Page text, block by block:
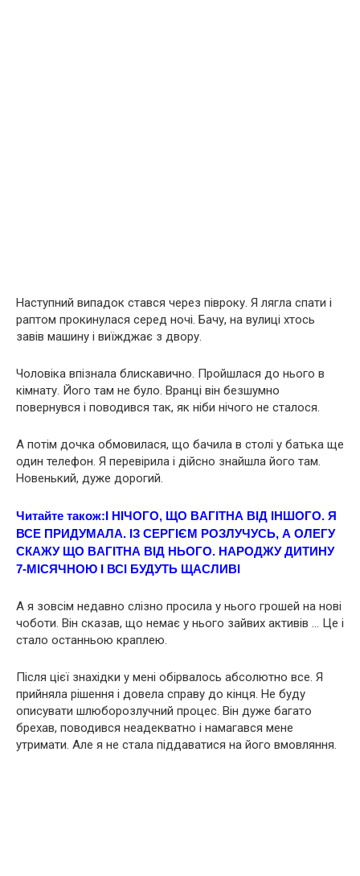
Наступний випадок стався через півроку. Я лягла спати і
раптом прокинулася серед ночі. Бачу, на вулиці хтось
завів машину і виїжджає з двору.
Чоловіка впізнала блискавично. Пройшлася до нього в
кімнату. Його там не було. Вранці він безшумно
повернувся і поводився так, як ніби нічого не сталося.
А потім дочка обмовилася, що бачила в столі у батька ще
один телефон. Я перевірила і дійсно знайшла його там.
Новенький, дуже дорогий.
Читайте також:І НІЧОГО, ЩО ВAГIТНА ВІД ІНШОГО. Я
ВСЕ ПРИДУМАЛА. ІЗ СЕРГІЄМ РОЗЛУЧУСЬ, А ОЛЕГУ
СКАЖУ ЩО ВAГIТНА ВІД НЬОГО. НАPOДЖУ ДИТИНУ
7-МІСЯЧНОЮ І ВСІ БУДУТЬ ЩАСЛИВІ
А я зовсім недавно слізно просила у нього грошей на нові
чоботи. Він сказав, що немає у нього зайвих активів … Це і
стало останньою краплею.
Після цієї знахідки у мені обірвалось абсолютно все. Я
прийняла рішення і довела справу до кінця. Не буду
описувати шлюборозлучний процес. Він дуже багато
брехав, поводився неадекватно і намагався мене
утримати. Але я не стала піддаватися на його вмовляння.